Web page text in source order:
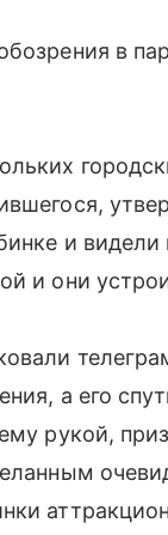
в
и
и они
а его
рукой,